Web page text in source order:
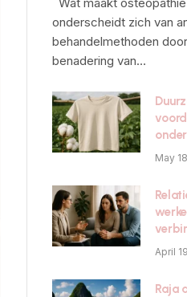
onderscheidt zich van
behandelmethoden
benadering van…
May
April
Raja